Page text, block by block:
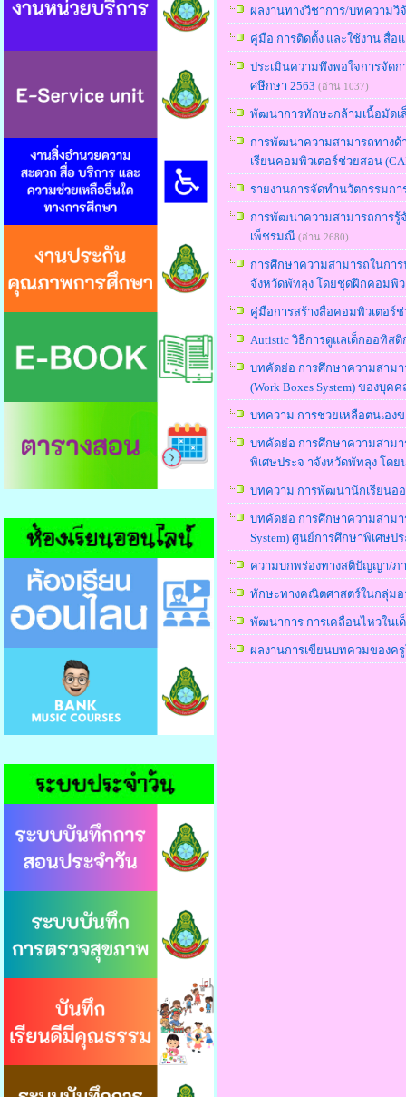
ผลงานทางวิชาการ/บทความวิ
คู่มือ การติดตั้ง และใช้งาน สื่อแ
ประเมินความพึงพอใจการจัด
ศษึกษา 2563 (อ่าน 1037)
พัฒนาการทักษะกล้ามเนื้อมัด
การพัฒนาความสามารถทางด้
เรียนคอมพิวเตอร์ช่วยสอน
รายงานการจัดทำนวัตกรรมก
การพัฒนาความสามารถการรู้
เพ็ชรมณี (อ่าน 2680)
การศึกษาความสามารถในกา
จังหวัดพัทลุง โดยชุดฝึกคอมพิ
คู่มือการสร้างสื่อคอมพิวเตอร์
Autistic วิธีการดูแลเด็กออทิส
บทคัดย่อ การศึกษาความสาม
(Work Boxes System) ของบุ
บทความ การช่วยเหลือตนเอง
บทคัดย่อ การศึกษาความสามา
พิเศษประจ าจังหวัดพัทลุง โด
บทความ การพัฒนานักเรียนออ
บทคัดย่อ การศึกษาความสามา
System) ศูนย์การศึกษาพิเศษป
ความบกพร่องทางสติปัญญา/ภา
ทักษะทางคณิตศาสตร์ในกลุ่มอา
พัฒนาการ การเคลื่อนไหวใน
ผลงานการเขียนบทควมของครู